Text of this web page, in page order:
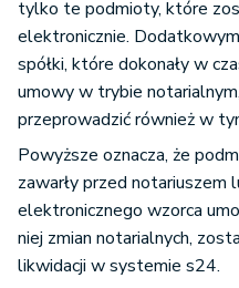
tylko te podmioty, które
elektronicznie.
spółki, które dokonały w
umowy w trybie
przeprowadzić również w
Powyższe oznacza, że
zawarły przed notariuszem
elektronicznego wzorca
niej zmian notarialnych,
likwidacji w systemie s24.